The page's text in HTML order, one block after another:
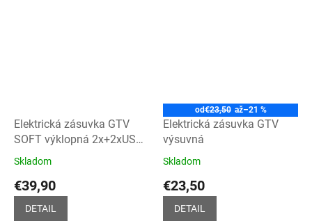
Elektrická zásuvka GTV
SOFT výklopná 2x+2xUSB
A+C
Priemerné
produktu
Skladom
€39,90
DETAIL
od€23,50 až–21 %
Elektrická zásuvka GTV
výsuvná
Priemerné
produktu
Skladom
€23,50
DETAIL